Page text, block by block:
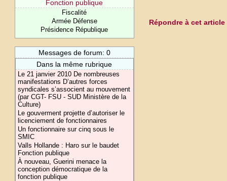
Fonction publique
Fiscalité
Armée Défense
Présidence République
Messages de forum: 0
Dans la même rubrique
Le 21 janvier 2010 De nombreuses
manifestations D’autres forces
syndicales s’associent au mouvement
(par CGT- FSU - SUD Ministère de la
Culture)
Le gouverment projette d’autoriser le
licenciement de fonctionnaires
Un fonctionnaire sur cinq sous le
SMIC
Valls Hollande : Haro sur le baudet
Fonction publique
À nouveau, Guerini menace la
conception démocratique de la
fonction publique
Répondre à cet article